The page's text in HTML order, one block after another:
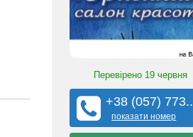
Перевірено 19 червня
+38 (057) 773..
показати номер